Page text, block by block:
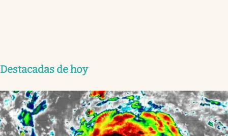
Destacadas de hoy